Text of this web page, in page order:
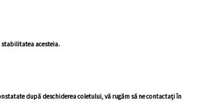
stabilitatea acesteia.
după deschiderea coletului, vă rugăm să ne contactați în